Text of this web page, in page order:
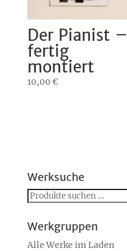
Der Pianist –
fertig
montiert
10,00 €
Werksuche
Suchen
Werkgruppen
Alle Werke im Laden